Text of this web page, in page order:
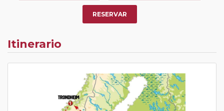
RESERVAR
Itinerario